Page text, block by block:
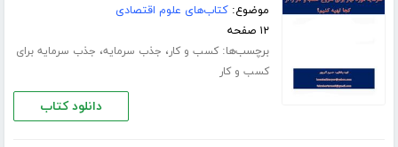
موضوع:کتاب‌های علوم اقتصادی
۱۲ صفحه
برچسب‌ها:کسب و کار، جذب سرمایه، جذب سرمایه برای
کسب و کار
دانلود کتاب